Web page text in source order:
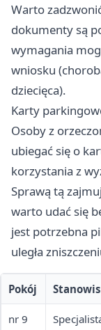
Warto
dokumenty są
wymagania
wniosku
dziecięca).
Karty
Osoby z
ubiegać się o
korzystania z
Sprawą tą
warto udać się
jest potrzebna
uległa
Pokój
nr 9